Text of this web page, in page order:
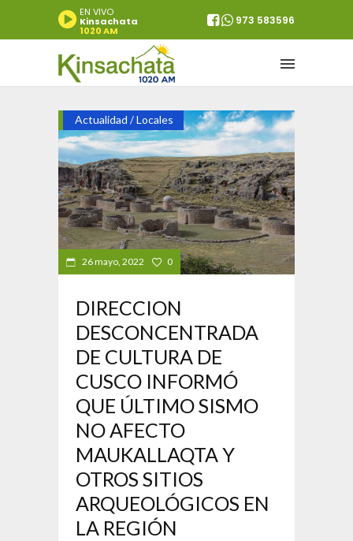
EN VIVO
Kinsachata
1020 AM
973 583596
Actualidad /Locales
26 mayo, 2022 0
DIRECCION
DESCONCENTRADA
DE CULTURA DE
CUSCO INFORMÓ
QUE ÚLTIMO SISMO
NO AFECTO
MAUKALLAQTA Y
OTROS SITIOS
ARQUEOLÓGICOS EN
LA REGIÓN